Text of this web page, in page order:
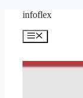
infoflex
메